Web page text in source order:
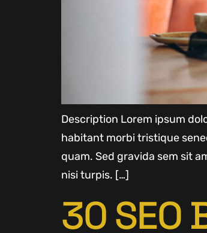
Description Lorem ipsum
habitant morbi tristique
quam. Sed gravida sem sit
nisi turpis. […]
30 SEO